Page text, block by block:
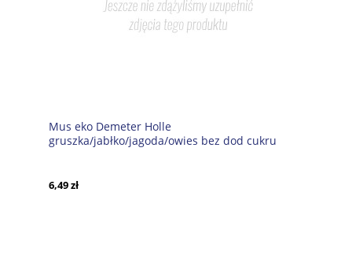
Mus eko Demeter Holle
gruszka/jabłko/jagoda/owies bez dod cukru
6,49 zł